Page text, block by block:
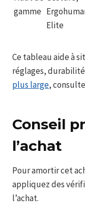
gamme
Elite
Ce tableau aide à
réglages,
plus large,
Conseil
l’achat
Pour amortir cet
appliquez des
l’achat.